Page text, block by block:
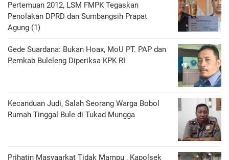
Pertemuan 2012, LSM FMPK Tegaskan
Penolakan DPRD dan Sumbangsih Prapat
Agung (1)
Gede Suardana: Bukan Hoax, MoU PT. PAP dan
Pemkab Buleleng Diperiksa KPK RI
Kecanduan Judi, Salah Seorang Warga Bobol
Rumah Tinggal Bule di Tukad Mungga
Prihatin Masyaarkat Tidak Mampu , Kapolsek